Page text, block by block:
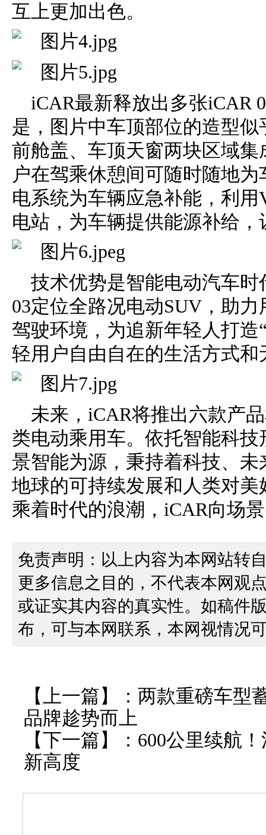
互上更加出色。
iCAR最新释放出多张iCAR
是，图片中车顶部位的造型
前舱盖、车顶天窗两块区域
户在驾乘休憩间可随时随地
电系统为车辆应急补能，利
电站，为车辆提供能源补给
技术优势是智能电动汽车
03定位全路况电动SUV，助
驾驶环境，为追新年轻人打造
轻用户自由自在的生活方式
未来，iCAR将推出六款产
类电动乘用车。依托智能科
景智能为源，秉持着科技、
地球的可持续发展和人类对
乘着时代的浪潮，iCAR向场
免责声明：以上内容为本网站转
更多信息之目的，不代表本网观
或证实其内容的真实性。如稿件
布，可与本网联系，本网视情况
【上一篇】： 两款重磅车型
品牌趁势而上
【下一篇】： 600公里续航
新高度